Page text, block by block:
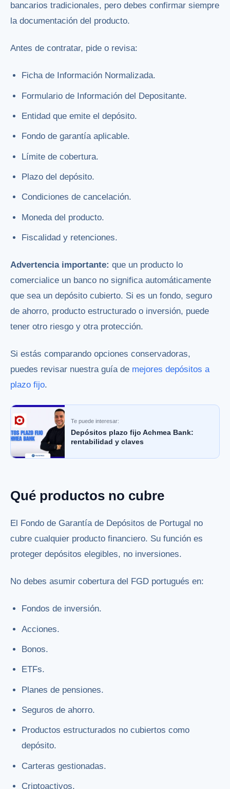
bancarios tradicionales, pero debes confirmar siempre
la documentación del producto.
Antes de contratar, pide o revisa:
Ficha de Información Normalizada.
Formulario de Información del Depositante.
Entidad que emite el depósito.
Fondo de garantía aplicable.
Límite de cobertura.
Plazo del depósito.
Condiciones de cancelación.
Moneda del producto.
Fiscalidad y retenciones.
Advertencia importante: que un producto lo
comercialice un banco no significa automáticamente
que sea un depósito cubierto. Si es un fondo, seguro
de ahorro, producto estructurado o inversión, puede
tener otro riesgo y otra protección.
Si estás comparando opciones conservadoras,
puedes revisar nuestra guía de mejores depósitos a
plazo fijo.
Te puede interesar:
Depósitos plazo fijo Achmea Bank:
rentabilidad y claves
Qué productos no cubre
El Fondo de Garantía de Depósitos de Portugal no
cubre cualquier producto financiero. Su función es
proteger depósitos elegibles, no inversiones.
No debes asumir cobertura del FGD portugués en:
Fondos de inversión.
Acciones.
Bonos.
ETFs.
Planes de pensiones.
Seguros de ahorro.
Productos estructurados no cubiertos como
depósito.
Carteras gestionadas.
Criptoactivos.